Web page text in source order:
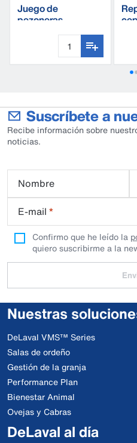
Juego de
pezoneras
Suscríbete a
Recibe información sobre
noticias.
Nombre
E-mail *
Confirmo que he leído la
quiero suscribirme a la
Nuestras
DeLaval VMS™ Series
Salas de ordeño
Gestión de la granja
Performance Plan
Bienestar Animal
Ovejas y Cabras
DeLaval al día